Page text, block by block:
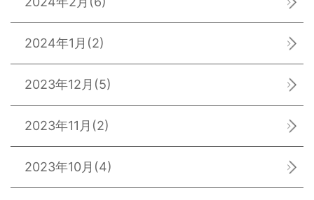
2024年1月 (2)
2023年12月 (5)
2023年11月 (2)
2023年10月 (4)